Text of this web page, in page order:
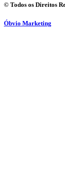
© Todos os Direitos
Óbvio Marketing